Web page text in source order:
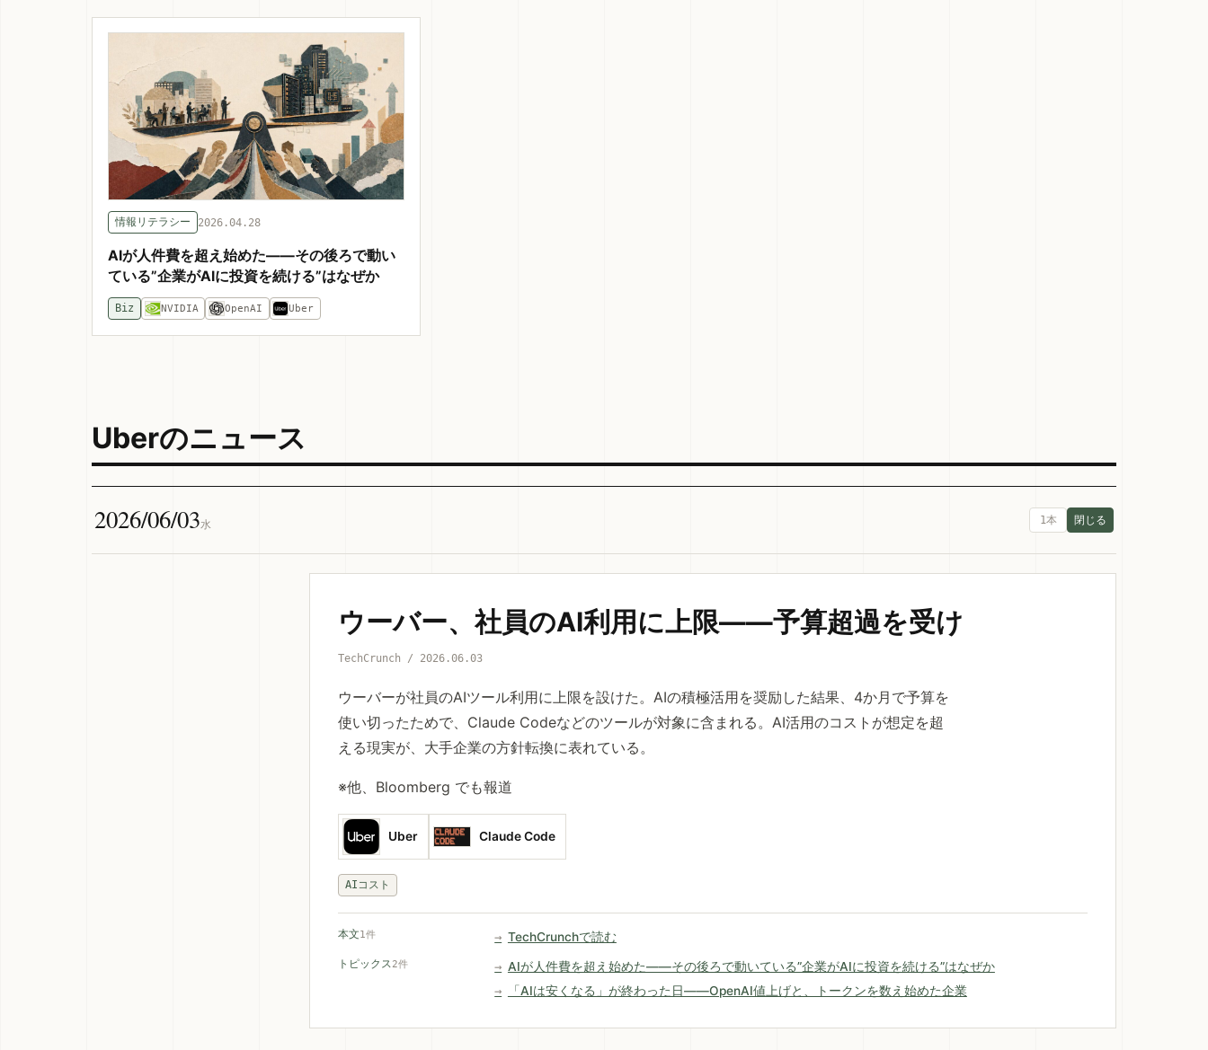
情報リテラシー 2026.04.28
AIが人件費を超え始めた——その後ろで動い
ている”企業がAIに投資を続ける”はなぜか
Biz NVIDIA OpenAI Uber
Uberのニュース
2026/06/03水 1本
ウーバー、社員のAI利用に上限——予算超過を受け
TechCrunch / 2026.06.03
ウーバーが社員のAIツール利用に上限を設けた。AIの積極活用を奨励した結果、4か月で予算を
使い切ったためで、Claude Codeなどのツールが対象に含まれる。AI活用のコストが想定を超
える現実が、大手企業の方針転換に表れている。
※他、Bloomberg でも報道
Uber Claude Code
AIコスト
本文1件 TechCrunchで読む
トピックス2件
AIが人件費を超え始めた——その後ろで動いている”企業がAIに投資を続ける”はなぜか
「AIは安くなる」が終わった日——OpenAI値上げと、トークンを数え始めた企業